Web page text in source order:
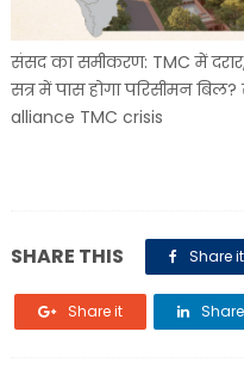
संसद का समीकरण: TMC में
सत्र में पास होगा परिसीमन
alliance TMC crisis
SHARE THIS Share it
Share it